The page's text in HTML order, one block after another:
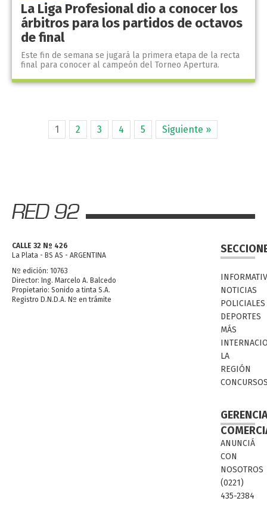
La Liga Profesional dio a conocer los
árbitros para los partidos de octavos
de final
Este fin de semana se jugará la primera etapa de la recta
final para conocer al campeón del Torneo Apertura.
1 2 3 4 5 Siguiente »
CALLE 32 Nº 426
La Plata - BS AS - ARGENTINA
Nº edición: 10763
Director: Ing. Marcelo A. Balcedo
Propietario: Sonido a tinta S.A.
Registro D.N.D.A. Nº en trámite
NOTICIAS
POLICIALES
DEPORTES
MÁS
LA
REGIÓN
ANUNCIÁ
CON
NOSOTROS
(0221)
435-2384